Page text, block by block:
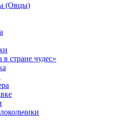
(Овцы)
стране чудес»